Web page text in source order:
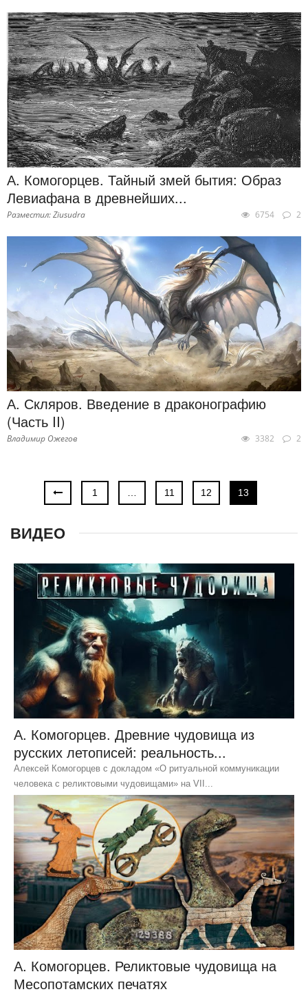
А. Комогорцев. Тайный змей бытия: Образ
Левиафана в древнейших...
Разместил: Ziusudra 6754 2
А. Скляров. Введение в драконографию
(Часть II)
Владимир Ожегов 3382 2
1 11 12 13
ВИДЕО
А. Комогорцев. Древние чудовища из
русских летописей: реальность...
Алексей Комогорцев с докладом «О ритуальной коммуникации
человека с реликтовыми чудовищами» на VII...
А. Комогорцев. Реликтовые чудовища на
Месопотамских печатях